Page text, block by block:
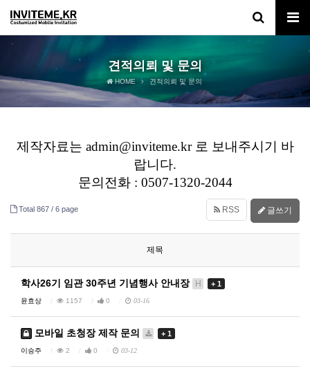
견적의뢰 및 문의
HOME 견적의뢰 및 문의
제작자료는 admin@inviteme.kr 로 보내주시기 바
랍니다.
문의전화 : 0507-1320-2044
Total 867 / 6 page RSS 글쓰기
제목
학사26기 임관 30주년 기념행사 안내장 H + 1
윤효상 1157 0 03-16
모바일 초청장 제작 문의 + 1
이승주 2 0 03-12